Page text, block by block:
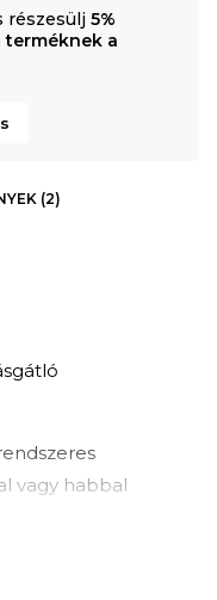
részesülj 5%
terméknek a
(2)
vagy habbal